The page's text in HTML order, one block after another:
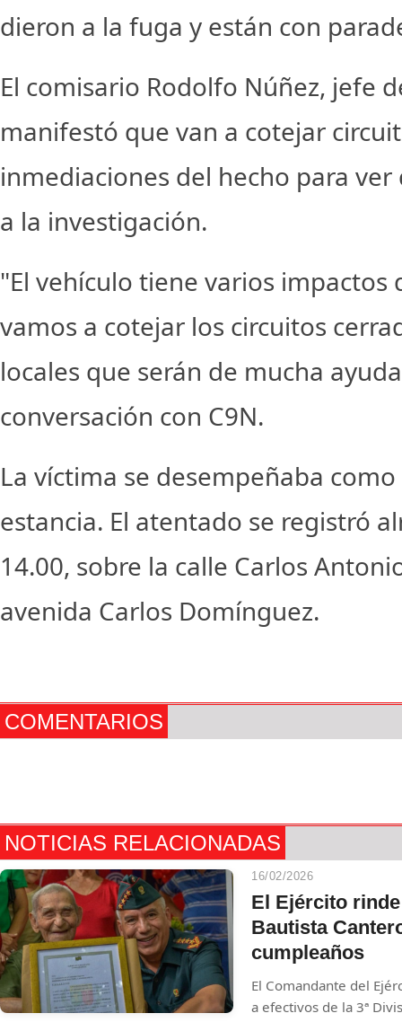
dieron a la fuga y están con
El comisario Rodolfo Núñez, jefe
manifestó que van a cotejar
inmediaciones del hecho para
a la investigación.
"El vehículo tiene varios impactos
vamos a cotejar los circuitos
locales que serán de mucha
conversación con C9N.
La víctima se desempeñaba
estancia. El atentado se registró
14.00, sobre la calle Carlos
avenida Carlos Domínguez.
COMENTARIOS
NOTICIAS RELACIONADAS
16/02/2026
El Ejército
Bautista
cumpleaños
El Comandante del
a efectivos de la 3ª